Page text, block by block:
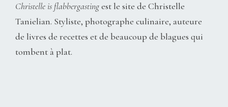
Christelle is flabbergastingest le site de Christelle
Tanielian. Styliste, photographe culinaire, auteure
de livres de recettes et de beaucoup de blagues qui
tombent à plat.